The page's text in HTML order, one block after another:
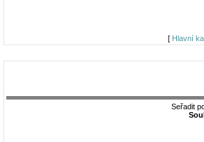
[ Hlavní
Seřadit